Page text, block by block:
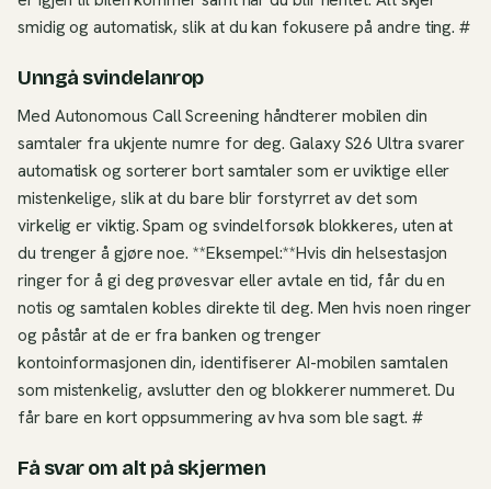
smidig og automatisk, slik at du kan fokusere på andre ting. #
Unngå svindelanrop
Med Autonomous Call Screening håndterer mobilen din
samtaler fra ukjente numre for deg. Galaxy S26 Ultra svarer
automatisk og sorterer bort samtaler som er uviktige eller
mistenkelige, slik at du bare blir forstyrret av det som
virkelig er viktig. Spam og svindelforsøk blokkeres, uten at
du trenger å gjøre noe. **Eksempel:**Hvis din helsestasjon
ringer for å gi deg prøvesvar eller avtale en tid, får du en
notis og samtalen kobles direkte til deg. Men hvis noen ringer
og påstår at de er fra banken og trenger
kontoinformasjonen din, identifiserer AI-mobilen samtalen
som mistenkelig, avslutter den og blokkerer nummeret. Du
får bare en kort oppsummering av hva som ble sagt. #
Få svar om alt på skjermen